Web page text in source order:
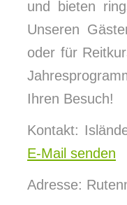
und bieten
Unseren
oder für
Ihren Besuch!
Kontakt:
E-Mail senden
Adresse: